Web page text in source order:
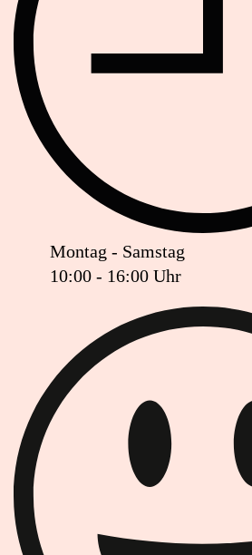
Montag - Samstag
10:00 - 16:00 Uhr
Ist das Geschäft jetzt geöffnet